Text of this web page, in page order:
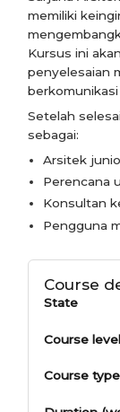
memiliki
Kursus ini
penyelesaian
Setelah
sebagai:
Arsitek
Perencana
Konsultan
Pengguna
Course
State
Course level
Course type